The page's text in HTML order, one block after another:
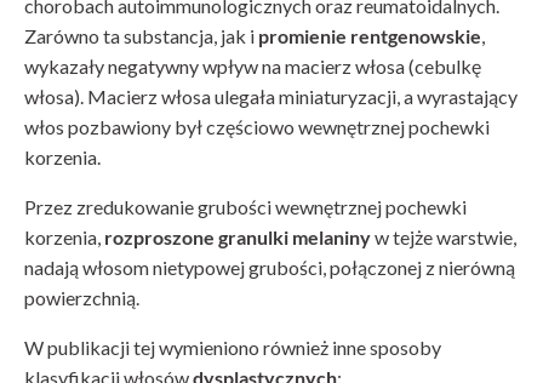
chorobach autoimmunologicznych oraz reumatoidalnych.
Zarówno ta substancja, jak i promienie rentgenowskie,
wykazały negatywny wpływ na macierz włosa (cebulkę
włosa). Macierz włosa ulegała miniaturyzacji, a wyrastający
włos pozbawiony był częściowo wewnętrznej pochewki
korzenia.
Przez zredukowanie grubości wewnętrznej pochewki
korzenia, rozproszone granulki melaninyw tejże warstwie,
nadają włosom nietypowej grubości, połączonej z nierówną
powierzchnią.
W publikacji tej wymieniono również inne sposoby
klasyfikacji włosówdysplastycznych: